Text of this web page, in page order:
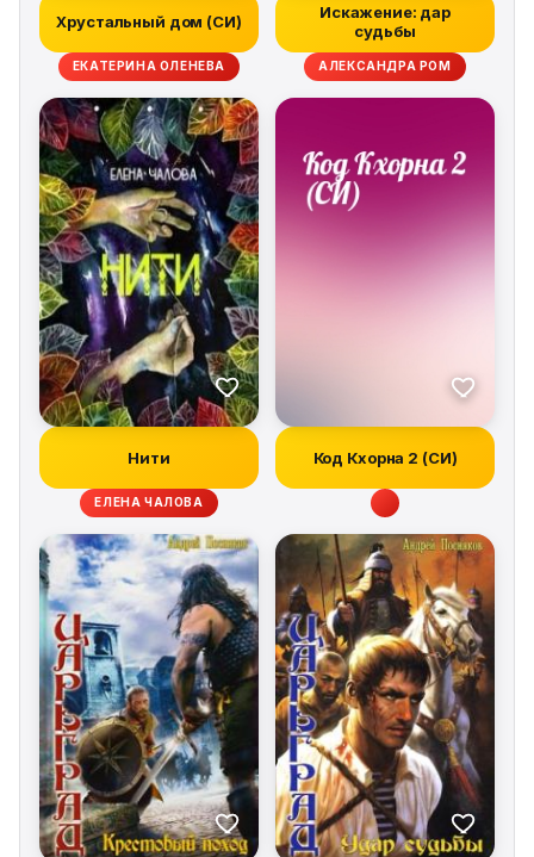
Хрустальный дом (СИ)
ЕКАТЕРИНА ОЛЕНЕВА
Искажение: дар
судьбы
АЛЕКСАНДРА РОМ
Нити
ЕЛЕНА ЧАЛОВА
Код Кхорна 2 (СИ)